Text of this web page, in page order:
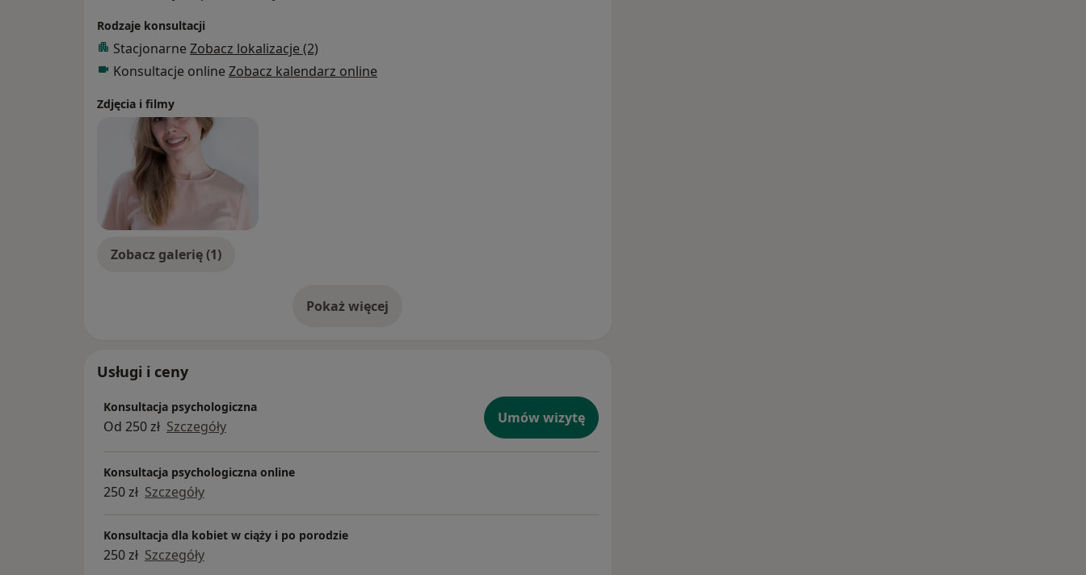
Rodzaje konsultacji
Stacjonarne Zobacz lokalizacje (2)
Konsultacje online Zobacz kalendarz online
Zdjęcia i filmy
Zobacz galerię (1)
Pokaż więcejo doświadczeniu
Usługi i ceny
Konsultacja psychologiczna
Od 250 zł Szczegóły Umów wizytę
Konsultacja psychologiczna online
250 zł Szczegóły
Konsultacja dla kobiet w ciąży i po porodzie
250 zł Szczegóły